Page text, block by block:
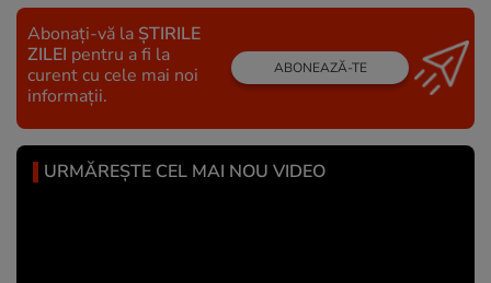
Abonați-vă la ȘTIRILE
ZILEI pentru a fi la
curent cu cele mai noi
informații.
ABONEAZĂ-TE
URMĂREȘTE CEL MAI NOU VIDEO